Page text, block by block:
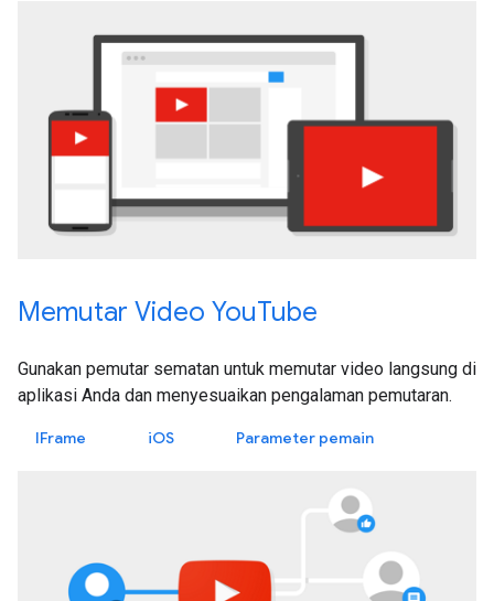
Memutar Video YouTube
Gunakan pemutar sematan untuk memutar video langsung di
aplikasi Anda dan menyesuaikan pengalaman pemutaran.
IFrame iOS Parameter pemain